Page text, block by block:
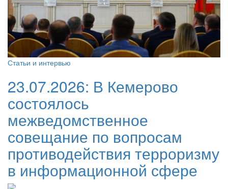
Статьи и интервью
23.07.2026: В Кемерово
состоялось
межведомственное
совещание по вопросам
противодействия терроризму
в информационной сфере